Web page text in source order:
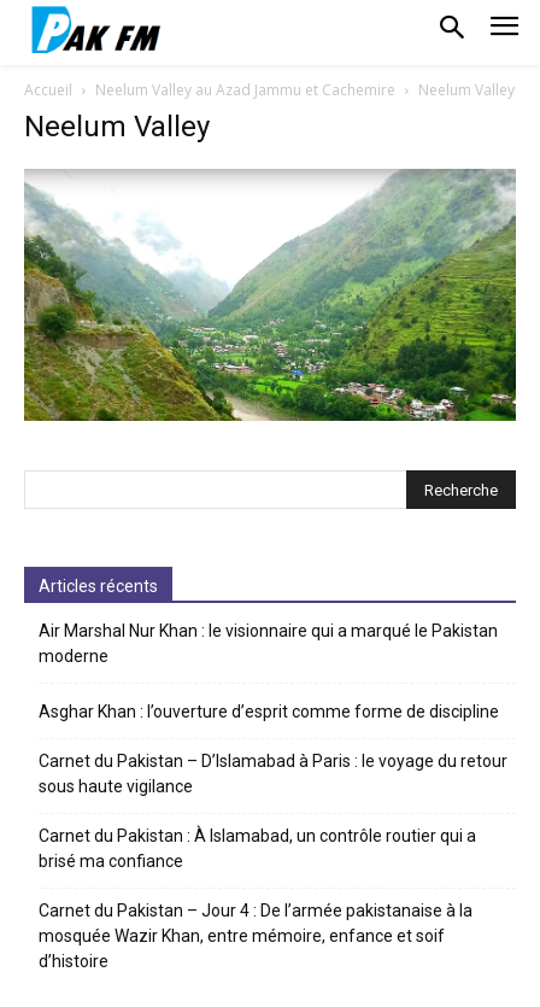
Accueil Neelum Valley au Azad Jammu et Cachemire Neelum Valley
Neelum Valley
Articles récents
Air Marshal Nur Khan : le visionnaire qui a marqué le Pakistan
moderne
Asghar Khan : l’ouverture d’esprit comme forme de discipline
Carnet du Pakistan – D’Islamabad à Paris : le voyage du retour
sous haute vigilance
Carnet du Pakistan : À Islamabad, un contrôle routier qui a
brisé ma confiance
Carnet du Pakistan – Jour 4 : De l’armée pakistanaise à la
mosquée Wazir Khan, entre mémoire, enfance et soif
d’histoire